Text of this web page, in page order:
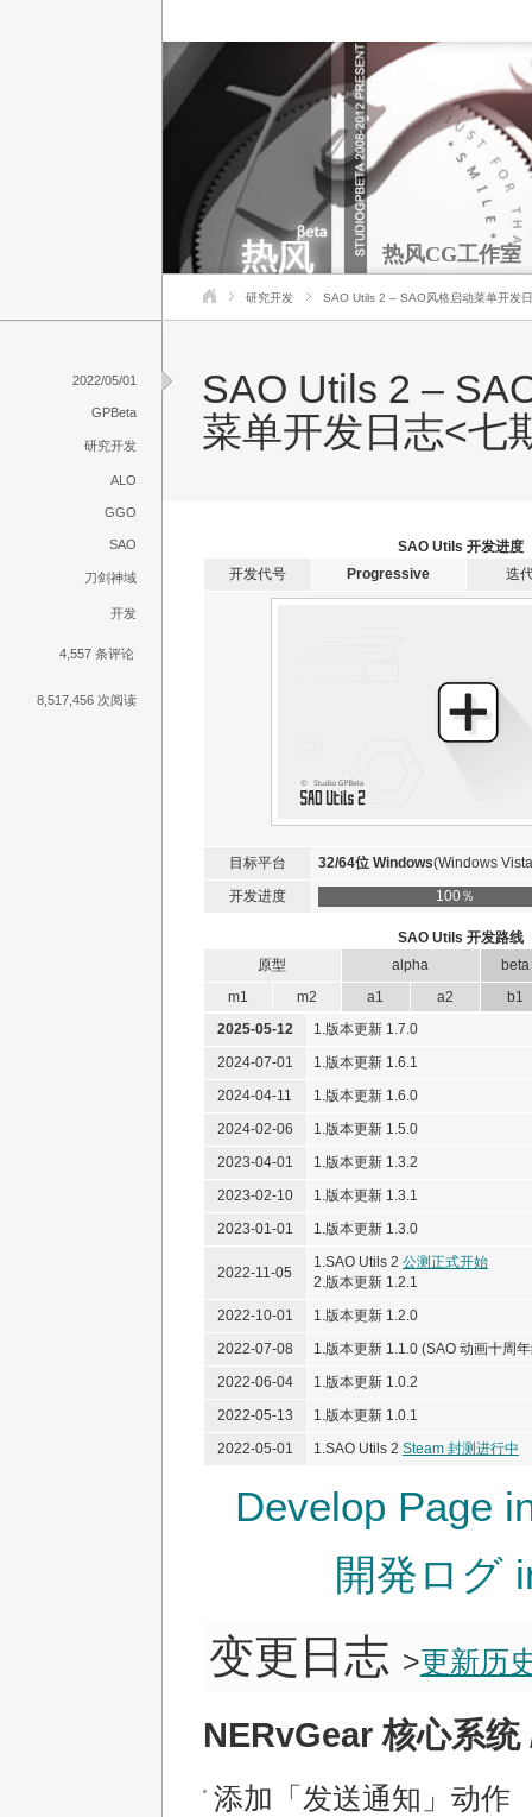
热风CG工作室
研究开发 SAO Utils 2 – SAO风格启动菜单开发
SAO Utils 2 –
菜单开发日志<七
SAO Utils 开发进度
开发代号
Progressive 迭
目标平台 32/64位 Windows(Windows
开发进度
100％
SAO Utils 开发路线
原型
alpha
beta
m1
m2 a1 a2
b1
2025-05-12
1.版本更新 1.7.0
2024-07-01
1.版本更新 1.6.1
2024-04-11
1.版本更新 1.6.0
2024-02-06
1.版本更新 1.5.0
2023-04-01
1.版本更新 1.3.2
2023-02-10
1.版本更新 1.3.1
2023-01-01
1.版本更新 1.3.0
2022-11-05
1.SAO Utils 2 公测正式开始
2.版本更新 1.2.1
2022-10-01
1.版本更新 1.2.0
2022-07-08
1.版本更新 1.1.0 (SAO 动画十周
2022-06-04
1.版本更新 1.0.2
2022-05-13
1.版本更新 1.0.1
2022-05-01
1.SAO Utils 2 Steam 封测进行中
Develop Page
開発ログ
变更日志 >更新历
NERvGear 核心系统
添加「发送通知」动作
2022/05/01
GPBeta
研究开发
ALO
GGO
SAO
刀剑神域
开发
4,557 条评论
8,517,456 次阅读